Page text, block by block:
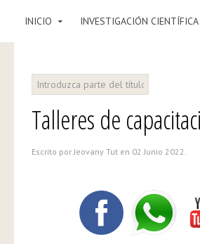
INICIO INVESTIGACIÓN CIENTÍFICA
Talleres de
Escrito por Jeovany Tut en 02 Junio 2022 .